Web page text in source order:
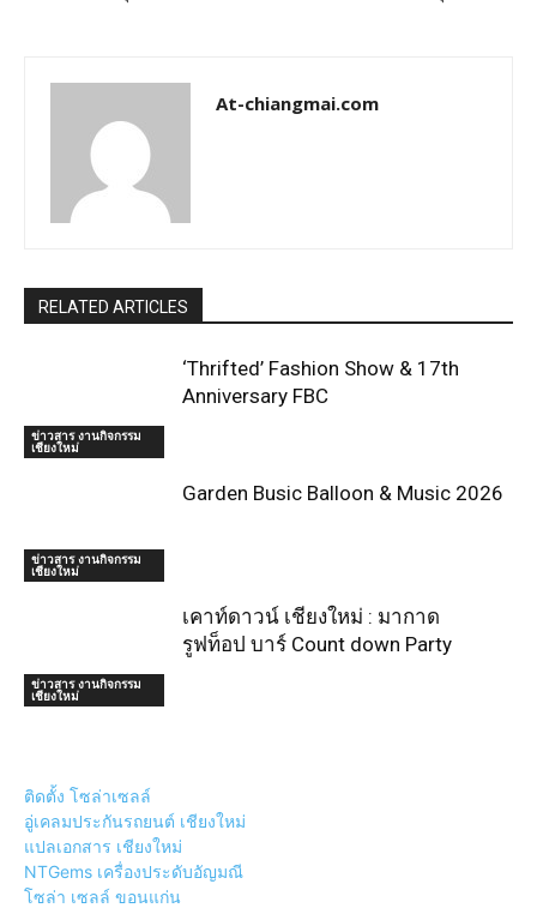
At-chiangmai.com
RELATED ARTICLES
ข่าวสาร งานกิจกรรม
เชียงใหม่
‘Thrifted’ Fashion Show & 17th
Anniversary FBC
ข่าวสาร งานกิจกรรม
เชียงใหม่
Garden Busic Balloon & Music 2026
ข่าวสาร งานกิจกรรม
เชียงใหม่
เคาท์ดาวน์ เชียงใหม่ : มากาด
รูฟท็อป บาร์ Count down Party
ติดตั้ง โซล่าเซลล์
อู่เคลมประกันรถยนต์ เชียงใหม่
แปลเอกสาร เชียงใหม่
NTGems เครื่องประดับอัญมณี
โซล่า เซลล์ ขอนแก่น